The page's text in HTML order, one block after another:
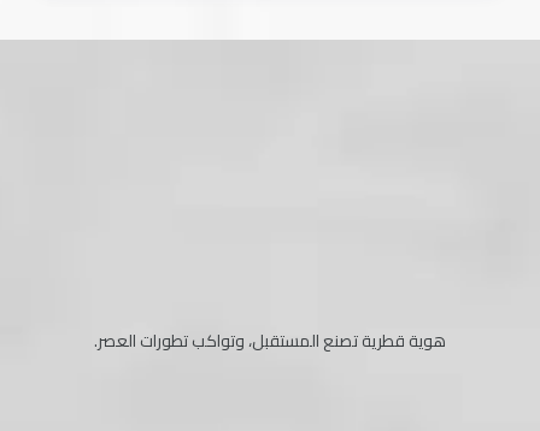
هوية قطرية تصنع المستقبل، وتواكب تطورات العصر.